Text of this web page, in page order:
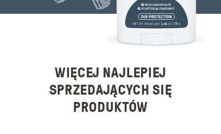
WIĘCEJ NAJLEPIEJ
SPRZEDAJĄCYCH SIĘ
PRODUKTÓW